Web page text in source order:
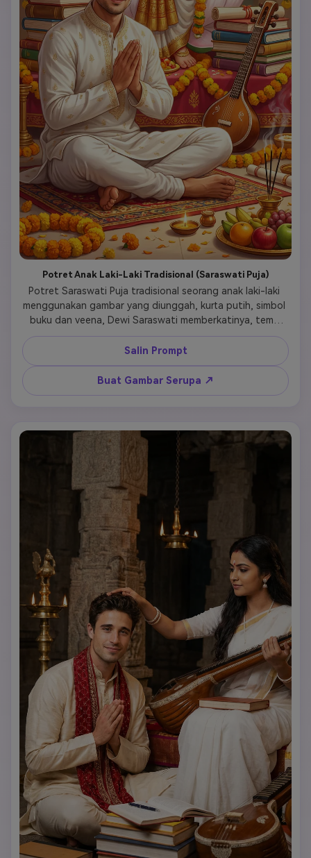
Potret Anak Laki-Laki Tradisional (Saraswati Puja)
Potret Saraswati Puja tradisional seorang anak laki-laki
menggunakan gambar yang diunggah, kurta putih, simbol
buku dan veena, Dewi Saraswati memberkatinya, tema
Salin Prompt
Buat Gambar Serupa ↗